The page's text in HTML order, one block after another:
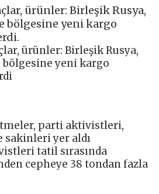
ürünler: Birleşik Rusya,
bölgesine yeni kargo
ürünler: Birleşik Rusya,
bölgesine yeni kargo
parti aktivistleri,
sakinleri yer aldı
tatil sırasında
cepheye 38 tondan fazla